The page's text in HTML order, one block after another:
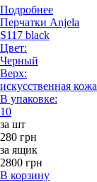
Подробнее
Перчатки Anjela
S117 black
Цвет:
Черный
Верх:
искусственная кожа
В упаковке:
10
за шт
280 грн
за ящик
2800 грн
В корзину